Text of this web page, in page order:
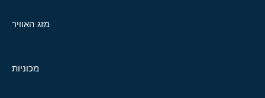
מזג האוויר
מכוניות